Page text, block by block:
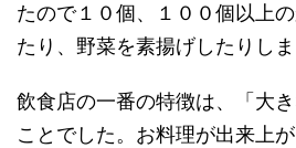
たので１０個、１００個以上
たり、野菜を素揚げしたりしま
飲食店の一番の特徴は、「大
ことでした。お料理が出来上